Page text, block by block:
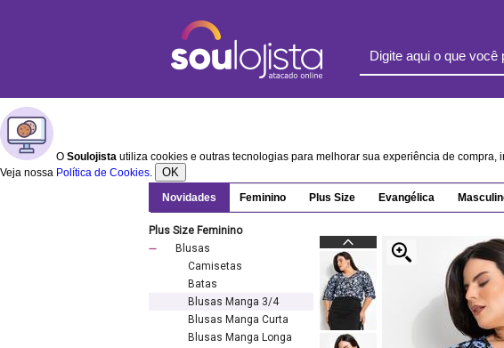
O Soulojista utiliza cookies e outras tecnologias para melhorar sua experiência de
Veja nossa Política de Cookies. OK
Novidades Feminino Plus Size Evangélica
Plus Size Feminino
Blusas
Camisetas
Batas
Blusas Manga 3/4
Blusas Manga Curta
Blusas Manga Longa